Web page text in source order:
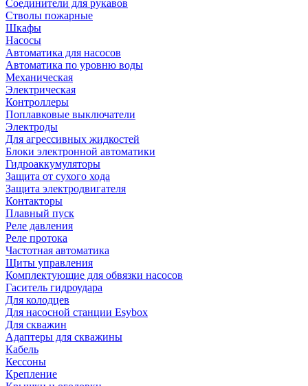
Соединители для рукавов
Стволы пожарные
Шкафы
Насосы
Автоматика для насосов
Автоматика по уровню воды
Механическая
Электрическая
Контроллеры
Поплавковые выключатели
Электроды
Для агрессивных жидкостей
Блоки электронной автоматики
Гидроаккумуляторы
Защита от сухого хода
Защита электродвигателя
Контакторы
Плавный пуск
Реле давления
Реле протока
Частотная автоматика
Щиты управления
Комплектующие для обвязки насосов
Гаситель гидроудара
Для колодцев
Для насосной станции Esybox
Для скважин
Адаптеры для скважины
Кабель
Кессоны
Крепление